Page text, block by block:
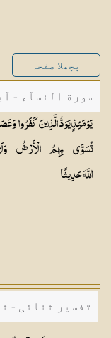
پچھلا صفحہ
سورة النسآء - آیت
يَوْمَئِذٍ يَوَدُّ الَّذِينَ كَفَرُوا
تُسَوَّىٰ بِهِمُ الْأَرْضُ
اللَّهَحَدِيثًا
تفسیر ثنائی -